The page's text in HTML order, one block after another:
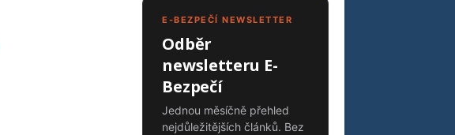
E-BEZPEČÍ NEWSLETTER
Odběr
newsletteru E-
Bezpečí
Jednou měsíčně přehled
nejdůležitějších článků. Bez